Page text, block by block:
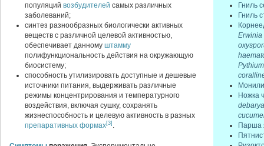
Гниль
Гниль
Erwinia
Ножка
Парша
популяций возбудителей самых различных
заболеваний;
синтез разнообразных биологически активных
веществ с различной целевой активностью,
обеспечивает данному штамму
полифункциональность действия на окружающую
биосистему;
способность утилизировать доступные и дешевые
источники питания, выдерживать различные
режимы концентрирования и температурного
воздействия, включая сушку, сохранять
жизнеспособность и целевую активность в разных
препаративных формах[3] .